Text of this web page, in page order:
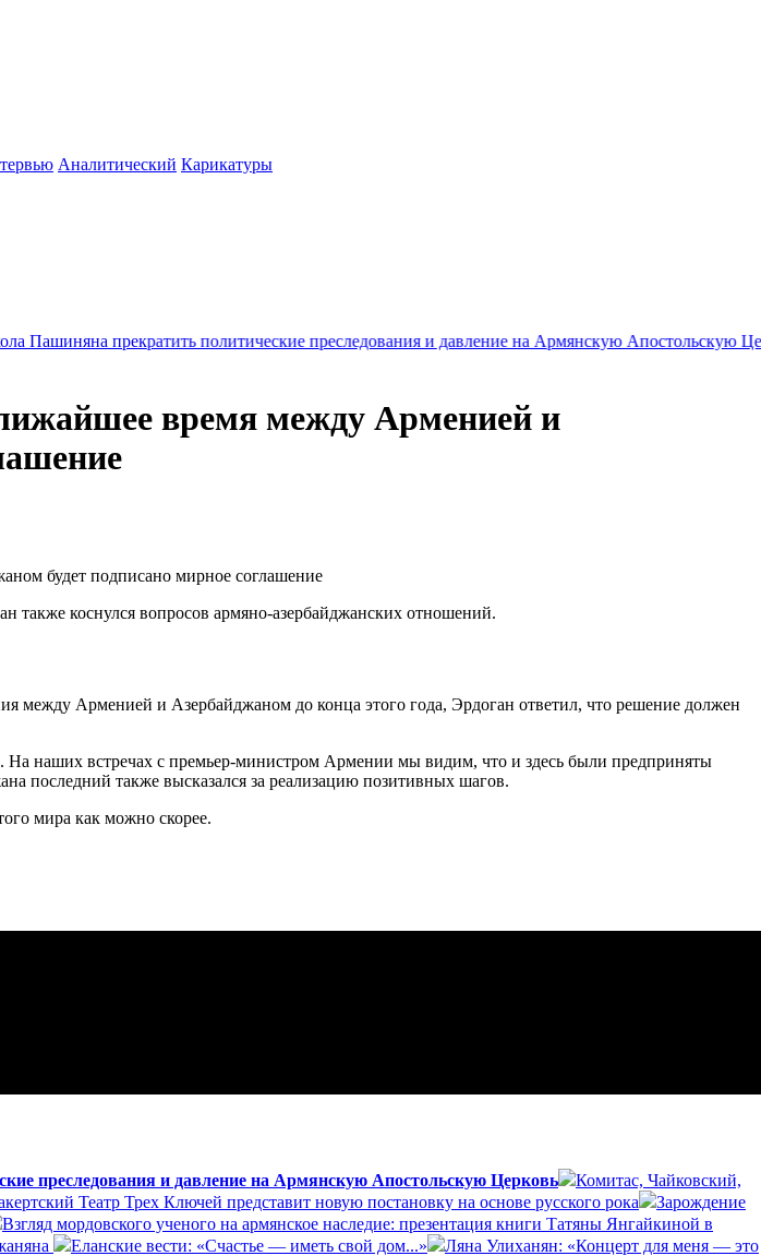
Аналитический Карикатуры
политические преследования и давление на Армянскую Апостольскую Церковь23:05
время между Арменией и
коснулся вопросов армяно-азербайджанских отношений.
между Арменией и Азербайджаном до конца этого года, Эрдоган ответил, что решение должен
наших встречах с премьер-министром Армении мы видим, что и здесь были предприняты
последний также высказался за реализацию позитивных шагов.
мира как можно скорее.
преследования и давление на Армянскую Апостольскую Церковь
Комитас, Чайковский,
Театр Трех Ключей представит новую постановку на основе русского рока
Зарождение
Взгляд мордовского ученого на армянское наследие: презентация книги Татяны Янгайкиной в
Еланские вести: «Счастье — иметь свой дом...»
Ляна Улиханян: «Концерт для меня — это